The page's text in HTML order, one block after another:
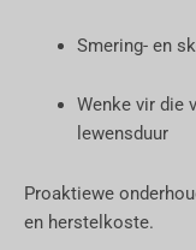
Smering- en
Wenke vir die
lewensduur
Proaktiewe
en herstelkoste.